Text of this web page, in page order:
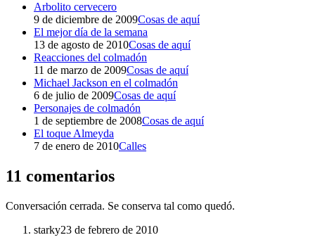
Arbolito cervecero
9 de diciembre de 2009Cosas de aquí
El mejor día de la semana
13 de agosto de 2010Cosas de aquí
Reacciones del colmadón
11 de marzo de 2009Cosas de aquí
Michael Jackson en el colmadón
6 de julio de 2009Cosas de aquí
Personajes de colmadón
1 de septiembre de 2008Cosas de aquí
El toque Almeyda
7 de enero de 2010Calles
11 comentarios
Conversación cerrada. Se conserva tal como quedó.
starky23 de febrero de 2010